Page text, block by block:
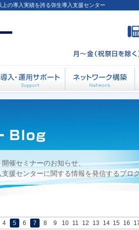
目を設定できますか？
の導入実績を誇る弥生導入支援センター
催セミナーのお知らせ、
援センターに関する情報を発信するブロ
4 5 6 7 8 9 10 11 12 13 14 15 16
前相談 導入・運用サポート